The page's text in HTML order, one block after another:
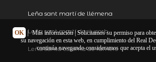
Leña sant martí de llémena
Leña sant martí de riucorb
Leña santa coloma de farners
OK | Más información| Solicitamos su permiso para
su navegación en esta web, en cumplimiento del Real
continúa navegando consideramos que acepta el